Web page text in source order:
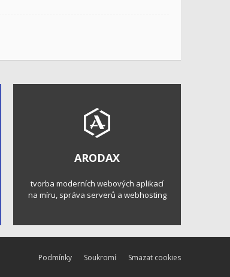
ARODAX
tvorba moderních webových aplikací
na míru, správa serverů a webhosting
Smazat cookies
Soukromí
Podmínky